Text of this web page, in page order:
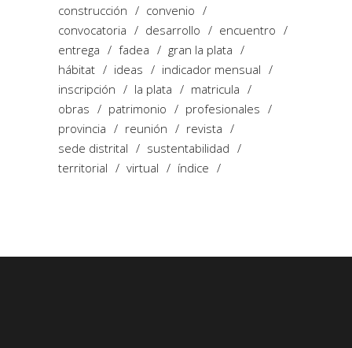
construcción
convenio
convocatoria
desarrollo
encuentro
entrega
fadea
gran la plata
hábitat
ideas
indicador mensual
inscripción
la plata
matricula
obras
patrimonio
profesionales
provincia
reunión
revista
sede distrital
sustentabilidad
territorial
virtual índice